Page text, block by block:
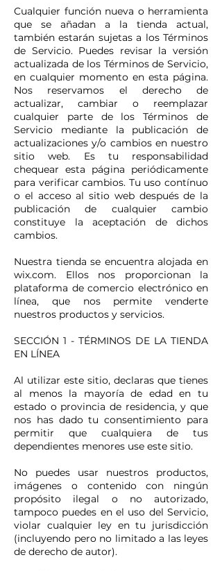
Cualquier función nueva o herramienta
que se añadan a la tienda actual,
también estarán sujetas a los Términos
de Servicio. Puedes revisar la versión
actualizada de los Términos de Servicio,
en cualquier momento en esta página.
Nos reservamos el derecho de
actualizar, cambiar o reemplazar
cualquier parte de los Términos de
Servicio mediante la publicación de
actualizaciones y/o cambios en nuestro
sitio web. Es tu responsabilidad
chequear esta página periódicamente
para verificar cambios. Tu uso contínuo
o el acceso al sitio web después de la
publicación de cualquier cambio
constituye la aceptación de dichos
cambios.
Nuestra tienda se encuentra alojada en
wix.com. Ellos nos proporcionan la
plataforma de comercio electrónico en
línea, que nos permite venderte
nuestros productos y servicios.
SECCIÓN 1 - TÉRMINOS DE LA TIENDA
EN LÍNEA
Al utilizar este sitio, declaras que tienes
al menos la mayoría de edad en tu
estado o provincia de residencia, y que
nos has dado tu consentimiento para
permitir que cualquiera de tus
dependientes menores use este sitio.
No puedes usar nuestros productos,
imágenes o contenido con ningún
propósito ilegal o no autorizado,
tampoco puedes en el uso del Servicio,
violar cualquier ley en tu jurisdicción
(incluyendo pero no limitado a las leyes
de derecho de autor).